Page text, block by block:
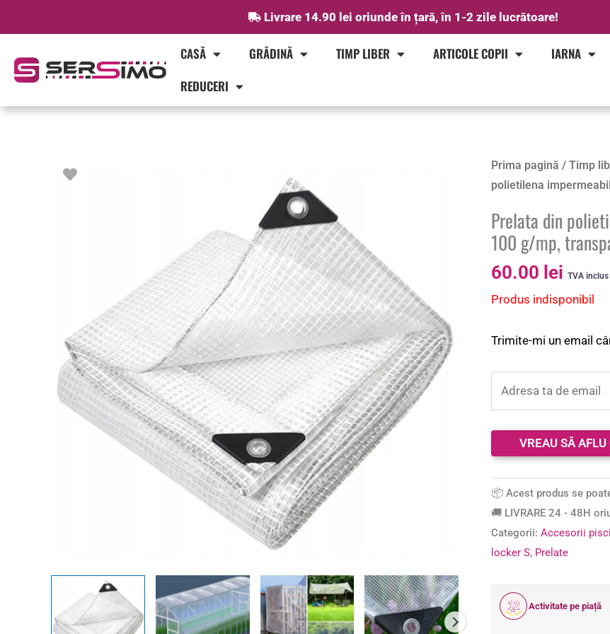
Livrare 14.90 lei oriunde în țară, în 1-2 zile lucrătoare!
CASĂ GRĂDINĂ TIMP LIBER ARTICOLE COPII
IARNA
REDUCERI
Prima pagină /Timp
polietilena
Prelata din
100 g/mp,
60.00 lei TVA inclus
Produs indisponibil
Trimite-mi un email
📦 Acest produs se
🚚 LIVRARE 24 - 48H
Categorii:Accesorii
locker S, Prelate
12
ANI
Activitate pe piață